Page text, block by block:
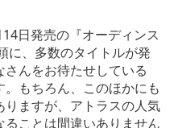
日発売の『オーディンス
に、多数のタイトルが発
んをお待たせしている
。もちろん、このほかにも
ますが、アトラスの人気
ことは間違いありません